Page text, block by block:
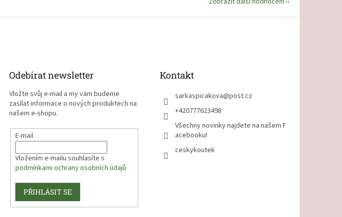
Odebírat newsletter
Vložte svůj e-mail a my vám budeme
zasílat informace o nových produktech na
našem e-shopu.
E-mail
Vložením e-mailu souhlasíte s
podmínkami ochrany osobních údajů
PŘIHLÁSIT SE
Kontakt
sarkaspicakova@post.cz
+420777623498
Všechny novinky najdete na našem F
acebooku!
ceskykoutek